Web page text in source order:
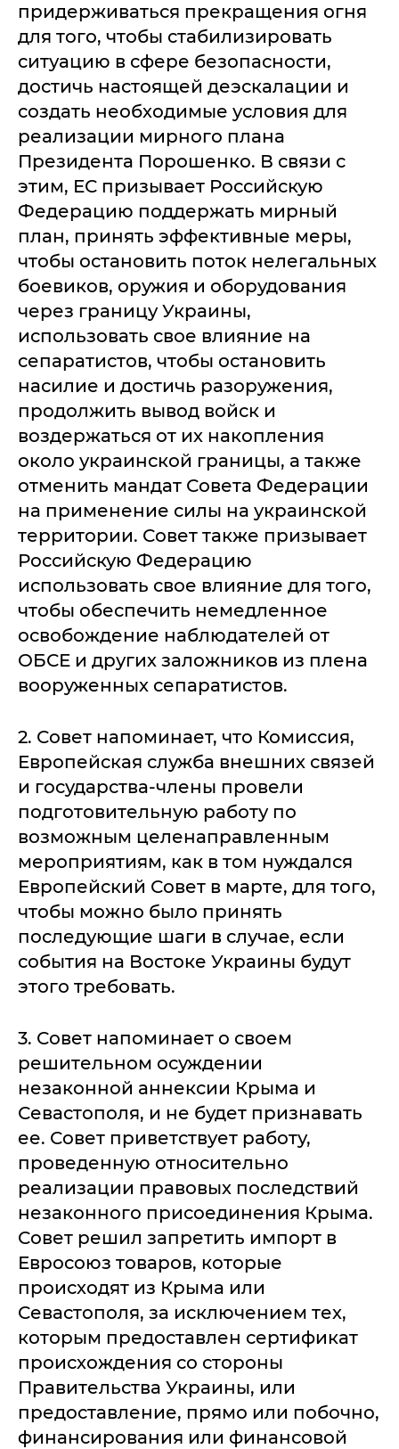
придерживаться прекращения огня
для того, чтобы стабилизировать
ситуацию в сфере безопасности,
достичь настоящей деэскалации и
создать необходимые условия для
реализации мирного плана
Президента Порошенко. В связи с
этим, ЕС призывает Российскую
Федерацию поддержать мирный
план, принять эффективные меры,
чтобы остановить поток нелегальных
боевиков, оружия и оборудования
через границу Украины,
использовать свое влияние на
сепаратистов, чтобы остановить
насилие и достичь разоружения,
продолжить вывод войск и
воздержаться от их накопления
около украинской границы, а также
отменить мандат Совета Федерации
на применение силы на украинской
территории. Совет также призывает
Российскую Федерацию
использовать свое влияние для того,
чтобы обеспечить немедленное
освобождение наблюдателей от
ОБСЕ и других заложников из плена
вооруженных сепаратистов.
2. Совет напоминает, что Комиссия,
Европейская служба внешних связей
и государства-члены провели
подготовительную работу по
возможным целенаправленным
мероприятиям, как в том нуждался
Европейский Совет в марте, для того,
чтобы можно было принять
последующие шаги в случае, если
события на Востоке Украины будут
этого требовать.
3. Совет напоминает о своем
решительном осуждении
незаконной аннексии Крыма и
Севастополя, и не будет признавать
ее. Совет приветствует работу,
проведенную относительно
реализации правовых последствий
незаконного присоединения Крыма.
Совет решил запретить импорт в
Евросоюз товаров, которые
происходят из Крыма или
Севастополя, за исключением тех,
которым предоставлен сертификат
происхождения со стороны
Правительства Украины, или
предоставление, прямо или побочно,
финансирования или финансовой